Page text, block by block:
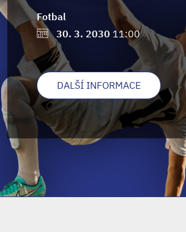
Fotbal
30. 3. 2030 11:00
DALŠÍ INFORMACE